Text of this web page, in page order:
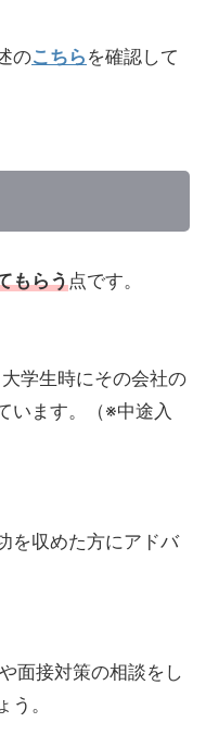
のこちら を確認して
もらう点です。
学生時にその会社の
います。（※中途入
を収めた方にアドバ
面接対策の相談をし
。